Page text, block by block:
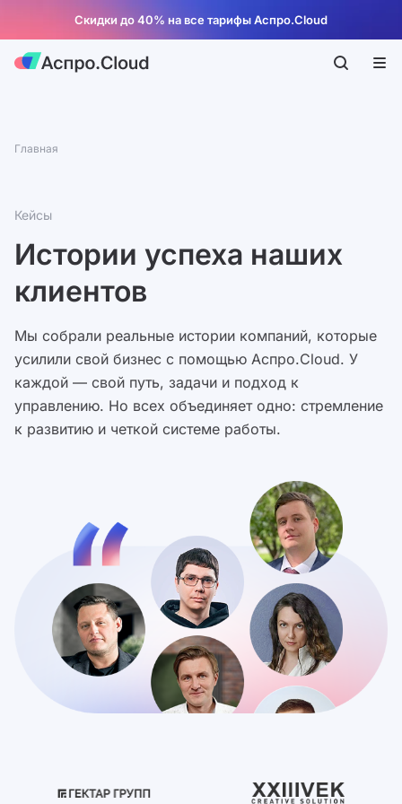
Скидки до 40% на все тарифы Аспро.Cloud
Главная
Кейсы
Истории успеха наших
клиентов
Мы собрали реальные истории компаний, которые
усилили свой бизнес с помощью Аспро.Cloud. У
каждой — свой путь, задачи и подход к
управлению. Но всех объединяет одно: стремление
к развитию и четкой системе работы.